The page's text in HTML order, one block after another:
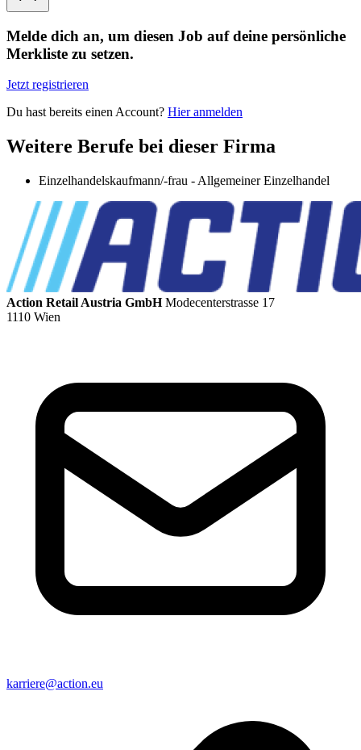
Melde dich an, um diesen Job auf deine persönliche
Merkliste zu setzen.
Jetzt registrieren
Du hast bereits einen Account? Hier anmelden
Weitere Berufe bei dieser Firma
Einzelhandelskaufmann/-frau - Allgemeiner Einzelhandel
Action Retail Austria GmbHModecenterstrasse 17
1110 Wien
karriere@action.eu